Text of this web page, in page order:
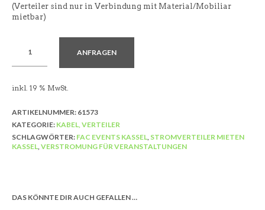
(Verteiler sind nur in Verbindung mit Material/Mobiliar
mietbar)
ANFRAGEN
inkl. 19 % MwSt.
ARTIKELNUMMER: 61573
KATEGORIE: KABEL, VERTEILER
SCHLAGWÖRTER: FAC EVENTS KASSEL, STROMVERTEILER MIETEN
KASSEL,VERSTROMUNG FÜR VERANSTALTUNGEN
DAS KÖNNTE DIR AUCH GEFALLEN …